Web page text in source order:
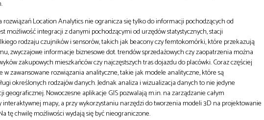
rozwiązań Location Analytics nie ogranicza się tylko do informacji pochodzących od
możliwość integracji z danymi pochodzącymi od urzędów statystycznych, stacji
rodzaju czujników i sensorów, takich jak beacony czy femtokomórki, które przekazują
zwyczajowe informacje biznesowe dot. trendów sprzedażowych czy zaopatrzenia można
zakupowych mieszkańców czy najczęstszych tras dojazdu do placówki. Coraz częściej
w zawansowane rozwiązania analityczne, takie jak modele analityczne, które są
określonych rodzajów danych. Jednak analiza i wizualizacja danych to nie jedyne
geograficznej. Nowoczesne aplikacje GIS pozwalają m.in. na zarządzanie całym
interaktywnej mapy, a przy wykorzystaniu narzędzi do tworzenia modeli 3D na projektowanie
tę chwilę możliwości wydają się być nieograniczone.